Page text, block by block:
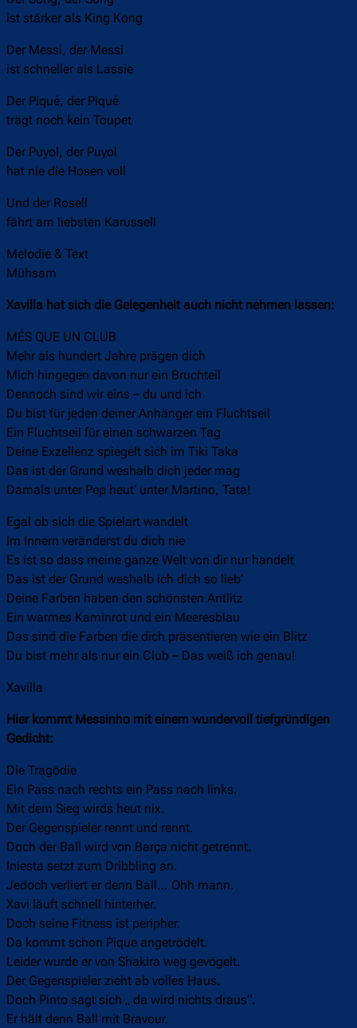
ist stärker als King Kong
Der Messi, der Messi
ist schneller als Lassie
Der Piqué, der Piqué
trägt noch kein Toupet
Der Puyol, der Puyol
hat nie die Hosen voll
Und der Rosell
fährt am liebsten Karussell
Melodie & Text
Mühsam
Xavilla hat sich die Gelegenheit auch nicht nehmen lassen:
MÉS QUE UN CLUB
Mehr als hundert Jahre prägen dich
Mich hingegen davon nur ein Bruchteil
Dennoch sind wir eins – du und ich
Du bist für jeden deiner Anhänger ein Fluchtseil
Ein Fluchtseil für einen schwarzen Tag
Deine Exzellenz spiegelt sich im Tiki Taka
Das ist der Grund weshalb dich jeder mag
Damals unter Pep heut‘ unter Martino, Tata!
Egal ob sich die Spielart wandelt
Im Innern veränderst du dich nie
Es ist so dass meine ganze Welt von dir nur handelt
Das ist der Grund weshalb ich dich so lieb‘
Deine Farben haben den schönsten Antlitz
Ein warmes Kaminrot und ein Meeresblau
Das sind die Farben die dich präsentieren wie ein Blitz
Du bist mehr als nur ein Club – Das weiß ich genau!
Xavilla
Hier kommt Messinho mit einem wundervoll tiefgründigen
Gedicht:
Die Tragödie
Ein Pass nach rechts ein Pass nach links.
Mit dem Sieg wirds heut nix.
Der Gegenspieler rennt und rennt.
Doch der Ball wird von Barça nicht getrennt.
Iniesta setzt zum Dribbling an.
Jedoch verliert er denn Ball… Ohh mann.
Xavi läuft schnell hinterher.
Doch seine Fitness ist peripher.
Da kommt schon Pique angetrödelt.
Leider wurde er von Shakira weg gevögelt.
Der Gegenspieler zieht ab volles Haus.
Doch Pinto sagt sich „ da wird nichts draus“.
Er hält denn Ball mit Bravour.